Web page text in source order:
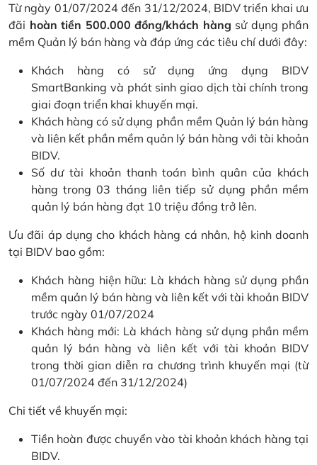
Từ ngày 01/07/2024 đến 31/12/2024, BIDV triển khai ưu
đãi hoàn tiền 500.000 đồng/khách hàng sử dụng phần
mềm Quản lý bán hàng và đáp ứng các tiêu chí dưới đây:
Khách hàng có sử dụng ứng dụng BIDV
SmartBanking và phát sinh giao dịch tài chính trong
giai đoạn triển khai khuyến mại.
Khách hàng có sử dụng phần mềm Quản lý bán hàng
và liên kết phần mềm quản lý bán hàng với tài khoản
BIDV.
Số dư tài khoản thanh toán bình quân của khách
hàng trong 03 tháng liên tiếp sử dụng phần mềm
quản lý bán hàng đạt 10 triệu đồng trở lên.
Ưu đãi áp dụng cho khách hàng cá nhân, hộ kinh doanh
tại BIDV bao gồm:
Khách hàng hiện hữu: Là khách hàng sử dụng phần
mềm quản lý bán hàng và liên kết với tài khoản BIDV
trước ngày 01/07/2024
Khách hàng mới: Là khách hàng sử dụng phần mềm
quản lý bán hàng và liên kết với tài khoản BIDV
trong thời gian diễn ra chương trình khuyến mại (từ
01/07/2024 đến 31/12/2024)
Chi tiết về khuyến mại:
Tiền hoàn được chuyển vào tài khoản khách hàng tại
BIDV.